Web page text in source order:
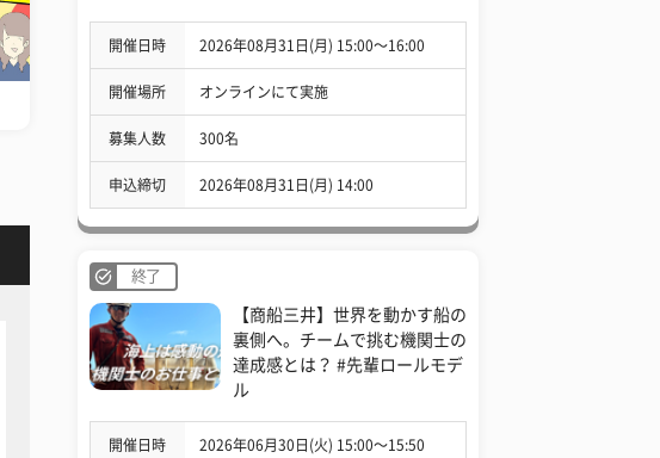
開催日時 2026年08月31日(月) 15:00〜16:00
開催場所 オンラインにて実施
募集人数 300名
申込締切 2026年08月31日(月) 14:00
終了
【商船三井】世界を動かす船の
裏側へ。チームで挑む機関士の
達成感とは？ #先輩ロールモデ
ル
開催日時 2026年06月30日(火) 15:00〜15:50